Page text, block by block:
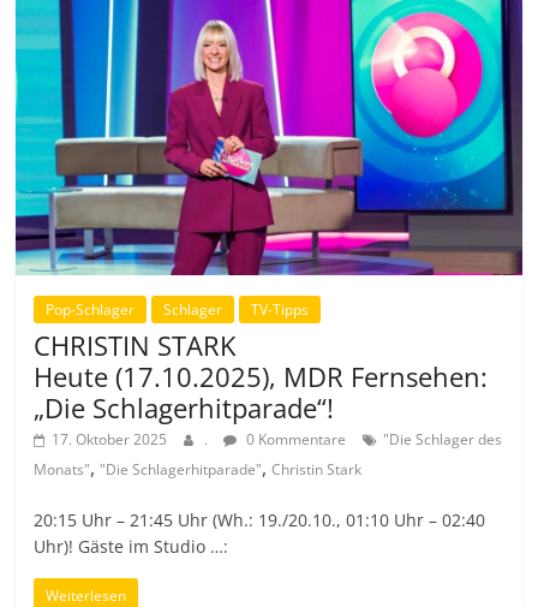
Pop-Schlager Schlager TV-Tipps
CHRISTIN STARK
Heute (17.10.2025), MDR Fernsehen:
„Die Schlagerhitparade“!
17. Oktober 2025 . 0 Kommentare
"Die Schlager des
Monats", "Die Schlagerhitparade",Christin Stark
20:15 Uhr – 21:45 Uhr (Wh.: 19./20.10., 01:10 Uhr – 02:40
Uhr)! Gäste im Studio …:
Weiterlesen